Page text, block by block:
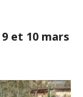
et 10 mars